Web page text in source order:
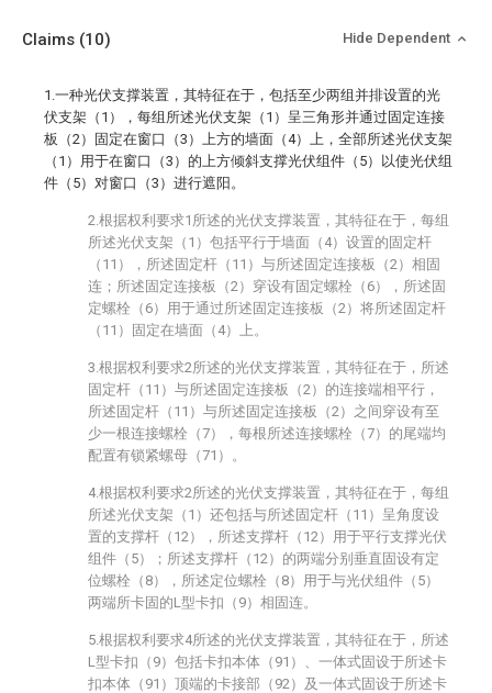
Claims (10) Hide Dependent
1.一种光伏支撑装置，其特征在于，包括至少两组并排设置的光
伏支架（1），每组所述光伏支架（1）呈三角形并通过固定连接
板（2）固定在窗口（3）上方的墙面（4）上，全部所述光伏支架
（1）用于在窗口（3）的上方倾斜支撑光伏组件（5）以使光伏组
件（5）对窗口（3）进行遮阳。
2.根据权利要求1所述的光伏支撑装置，其特征在于，每组
所述光伏支架（1）包括平行于墙面（4）设置的固定杆
（11），所述固定杆（11）与所述固定连接板（2）相固
连；所述固定连接板（2）穿设有固定螺栓（6），所述固
定螺栓（6）用于通过所述固定连接板（2）将所述固定杆
（11）固定在墙面（4）上。
3.根据权利要求2所述的光伏支撑装置，其特征在于，所述
固定杆（11）与所述固定连接板（2）的连接端相平行，
所述固定杆（11）与所述固定连接板（2）之间穿设有至
少一根连接螺栓（7），每根所述连接螺栓（7）的尾端均
配置有锁紧螺母（71）。
4.根据权利要求2所述的光伏支撑装置，其特征在于，每组
所述光伏支架（1）还包括与所述固定杆（11）呈角度设
置的支撑杆（12），所述支撑杆（12）用于平行支撑光伏
组件（5）；所述支撑杆（12）的两端分别垂直固设有定
位螺栓（8），所述定位螺栓（8）用于与光伏组件（5）
两端所卡固的L型卡扣（9）相固连。
5.根据权利要求4所述的光伏支撑装置，其特征在于，所述
L型卡扣（9）包括卡扣本体（91）、一体式固设于所述卡
扣本体（91）顶端的卡接部（92）及一体式固设于所述卡